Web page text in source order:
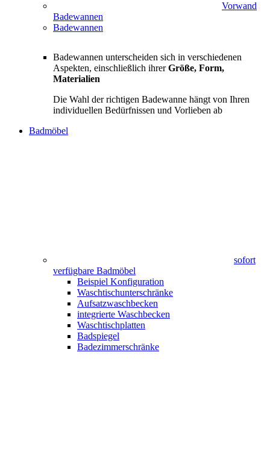
Vorwand
Badewannen
Badewannen
Badewannen unterscheiden sich in verschiedenen
Aspekten, einschließlich ihrerGröße, Form,
Materialien
Die Wahl der richtigen Badewanne hängt von Ihren
individuellen Bedürfnissen und Vorlieben ab
Badmöbel
sofort
verfügbare Badmöbel
Beispiel Konfiguration
Waschtischunterschränke
Aufsatzwaschbecken
integrierte Waschbecken
Waschtischplatten
Badspiegel
Badezimmerschränke